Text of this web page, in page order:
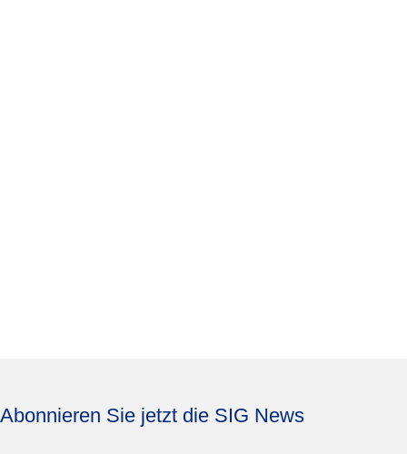
Abonnieren Sie jetzt die SIG News